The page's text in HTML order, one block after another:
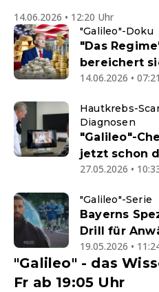
14.06.2026 • 12:20 Uhr
"Galileo"-Doku
"Das
bereichert
14.06.2026 •
Hautkrebs-
Diagnosen
"Galileo"-
jetzt schon
27.05.2026 •
"Galileo"-Serie
Bayerns
Drill für
19.05.2026 •
"Galileo" - das
Fr ab 19:05 Uhr